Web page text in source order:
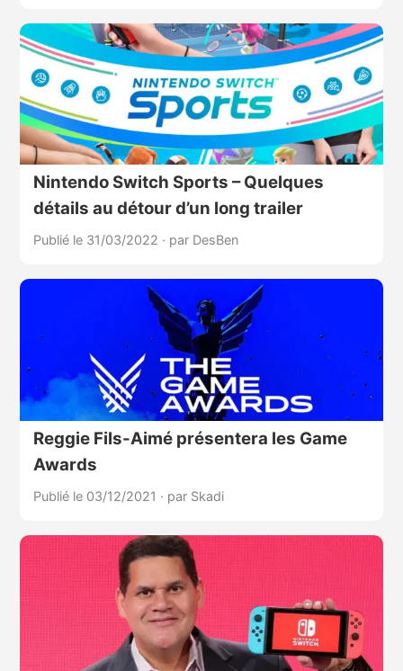
Nintendo Switch Sports – Quelques
détails au détour d’un long trailer
Publié le 31/03/2022 · par DesBen
Reggie Fils-Aimé présentera les Game
Awards
Publié le 03/12/2021 · par Skadi